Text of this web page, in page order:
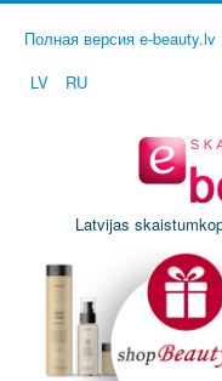
Полная версия e-beauty.lv
LV
RU
Latvijas